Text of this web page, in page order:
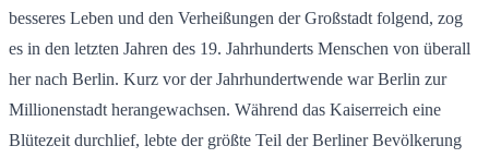
besseres Leben und den Verheißungen der Großstadt folgend, zog
es in den letzten Jahren des 19. Jahrhunderts Menschen von überall
her nach Berlin. Kurz vor der Jahrhundertwende war Berlin zur
Millionenstadt herangewachsen. Während das Kaiserreich eine
Blütezeit durchlief, lebte der größte Teil der Berliner Bevölkerung